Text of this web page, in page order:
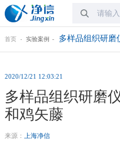
首页 实验案例 多样品组织研磨
2020/12/21 12:03:21
多样品组织研磨
和鸡矢藤
来源： 上海净信